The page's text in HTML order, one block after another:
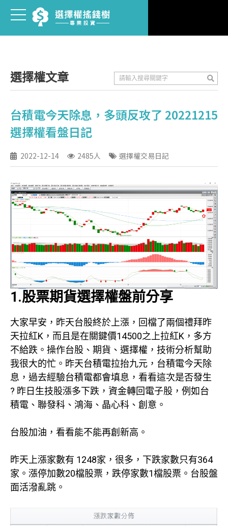
選擇權文章
台積電今天除息，多頭反攻了 20221215
選擇權看盤日記
2022-12-14 2485人 選擇權交易日記
1.股票期貨選擇權盤前分享
大家早安，昨天台股終於上漲，回檔了兩個禮拜昨
天拉紅K，而且是在關鍵價14500之上拉紅K，多方
不給跌。操作台股、期貨、選擇權，技術分析幫助
我很大的忙。昨天台積電拉抬九元，台積電今天除
息，過去經驗台積電都會填息，看看這次是否發生
? 昨日生技股漲多下跌，資金轉回電子股，例如台
積電、聯發科、鴻海、晶心科、創意。
台股加油，看看能不能再創新高。
昨天上漲家數有 1248家，很多，下跌家數只有364
家。漲停加數20檔股票，跌停家數1檔股票。台股盤
面活潑亂跳。